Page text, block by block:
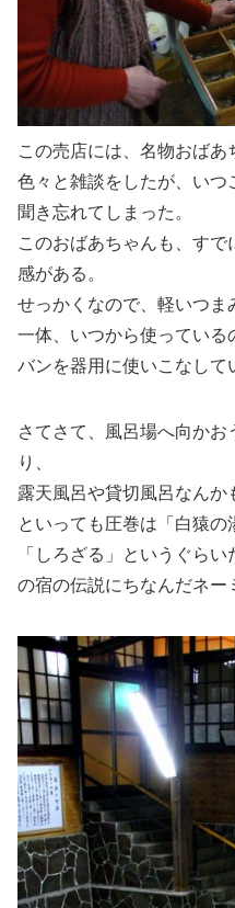
この売店には、名物おばあ
色々と雑談をしたが、いつ
聞き忘れてしまった。
このおばあちゃんも、す
感がある。
せっかくなので、軽いつま
一体、いつから使っている
バンを器用に使いこなして
さてさて、風呂場へ向か
り、
露天風呂や貸切風呂なん
といっても圧巻は「白猿の
「しろざる」というぐら
の宿の伝説にちなんだネー